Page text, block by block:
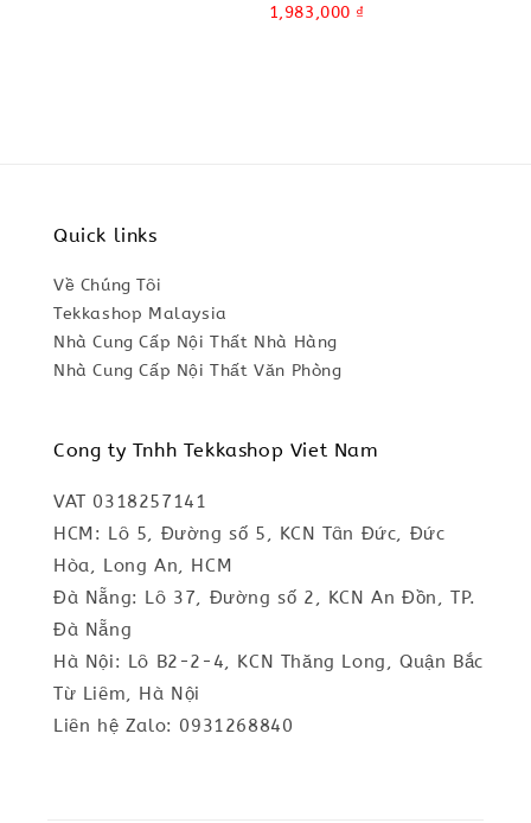
price
Sale
1,983,000 ₫
Quick links
Về Chúng Tôi
Tekkashop Malaysia
Nhà Cung Cấp Nội Thất Nhà Hàng
Nhà Cung Cấp Nội Thất Văn Phòng
Cong ty Tnhh Tekkashop Viet Nam
VAT 0318257141
HCM: Lô 5, Đường số 5, KCN Tân Đức, Đức
Hòa, Long An, HCM
Đà Nẵng: Lô 37, Đường số 2, KCN An Đồn, TP.
Đà Nẵng
Hà Nội: Lô B2-2-4, KCN Thăng Long, Quận Bắc
Từ Liêm, Hà Nội
Liên hệ Zalo: 0931268840